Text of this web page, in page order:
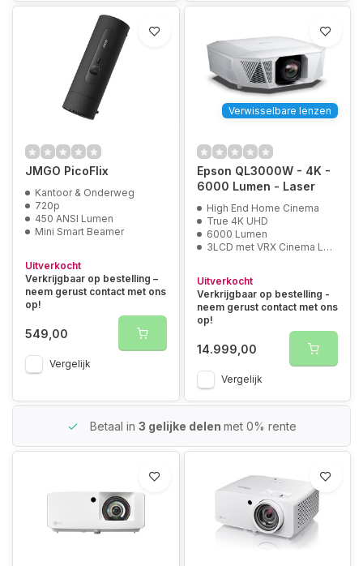
JMGO PicoFlix
Kantoor & Onderweg
720p
450 ANSI Lumen
Mini Smart Beamer
Uitverkocht
Verkrijgbaar op bestelling –
neem gerust contact met ons
op!
549,00
Vergelijk
Verwisselbare lenzen
Epson QL3000W - 4K -
6000 Lumen - Laser
High End Home Cinema
True 4K UHD
6000 Lumen
3LCD met VRX Cinema Lens
Uitverkocht
Verkrijgbaar op bestelling -
neem gerust contact met ons
op!
14.999,00
Vergelijk
Betaal in 3 gelijke delen met 0% rente